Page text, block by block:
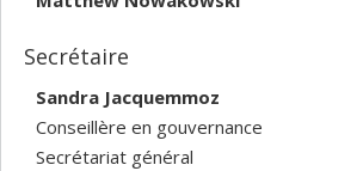
Secrétaire
Sandra Jacquemmoz
Conseillère en gouvernance
Secrétariat général